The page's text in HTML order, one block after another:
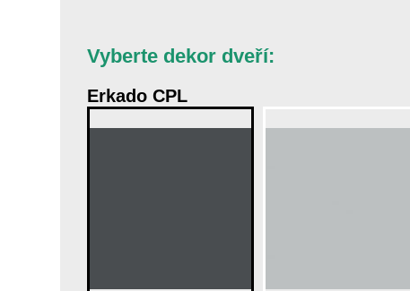
Vyberte dekor dveří:
Erkado CPL